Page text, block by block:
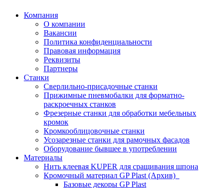
Компания
О компании
Вакансии
Политика конфиденциальности
Правовая информация
Реквизиты
Партнеры
Станки
Сверлильно-присадочные станки
Прижимные пневмобалки для форматно-
раскроечных станков
Фрезерные станки для обработки мебельных
кромок
Кромкооблицовочные станки
Усозарезные станки для рамочных фасадов
Оборудование бывшее в употреблении
Материалы
Нить клеевая KUPER для сращивания шпона
Кромочный материал GP Plast (Архив)
Базовые декоры GP Plast